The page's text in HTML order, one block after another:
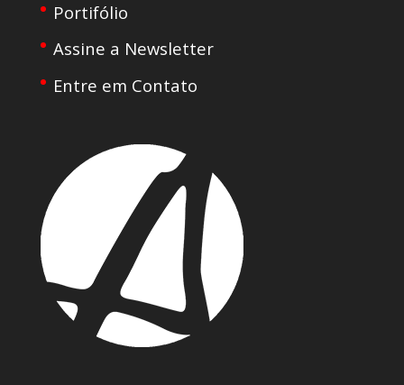
Portifólio
Assine a Newsletter
Entre em Contato